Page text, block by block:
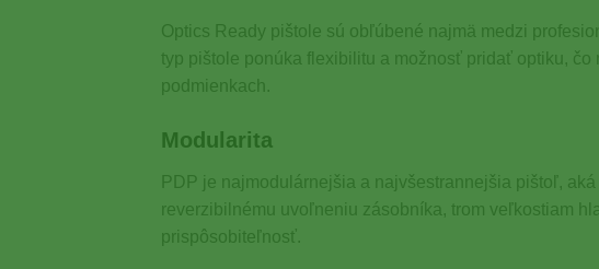
Optics Ready pištole sú obľúbené najmä medzi
typ pištole ponúka flexibilitu a možnosť pridať optiku,
podmienkach.
Modularita
PDP je najmodulárnejšia a najvšestrannejšia pištoľ,
reverzibilnému uvoľneniu zásobníka, trom veľkostiam
prispôsobiteľnosť.